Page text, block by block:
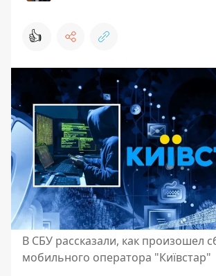
👍
В СБУ рассказали, как произошел
мобильного оператора "Київстар"